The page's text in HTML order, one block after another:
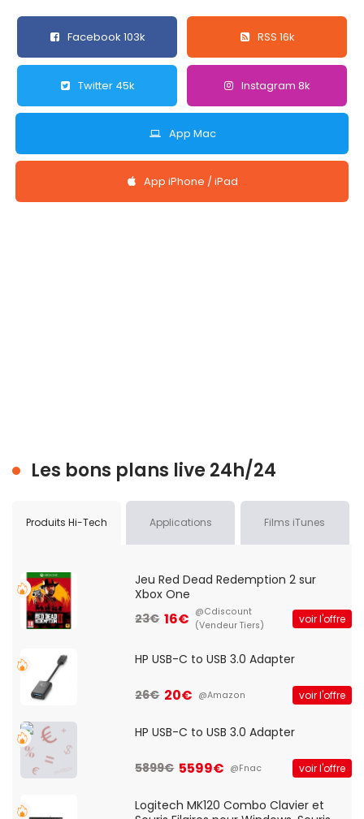
Facebook 103k RSS 16k
Twitter 45k Instagram 8k
App Mac
App iPhone / iPad
Les bons plans live 24h/24
Produits Hi-Tech Applications Films iTunes
Jeu Red Dead Redemption 2 sur
Xbox One
23€ 16€ @Cdiscount
(Vendeur Tiers)
voir l'offre
HP USB-C to USB 3.0 Adapter
26€ 20€ @Amazon voir l'offre
HP USB-C to USB 3.0 Adapter
5899€ 5599€ @Fnac voir l'offre
Logitech MK120 Combo Clavier et